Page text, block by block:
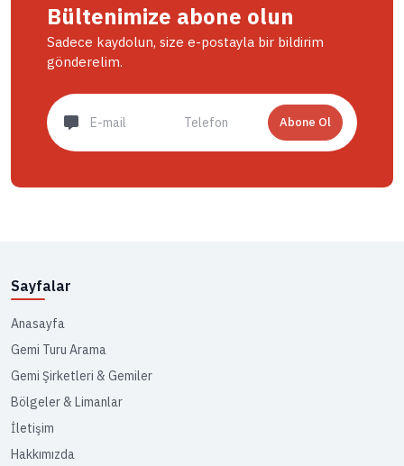
Bültenimize abone olun
Sadece kaydolun, size e-postayla bir bildirim
gönderelim.
Abone Ol
Sayfalar
Anasayfa
Gemi Turu Arama
Gemi Şirketleri & Gemiler
Bölgeler & Limanlar
İletişim
Hakkımızda